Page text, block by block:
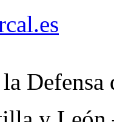
Defensa